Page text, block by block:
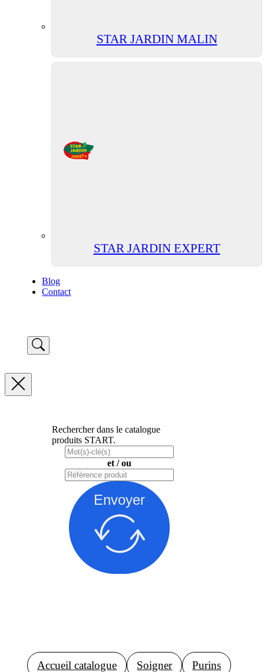
STAR JARDIN MALIN
STAR JARDIN EXPERT
Blog
Contact
Rechercher dans le catalogue
produits START.
et / ou
Envoyer
Accueil catalogue Soigner Purins